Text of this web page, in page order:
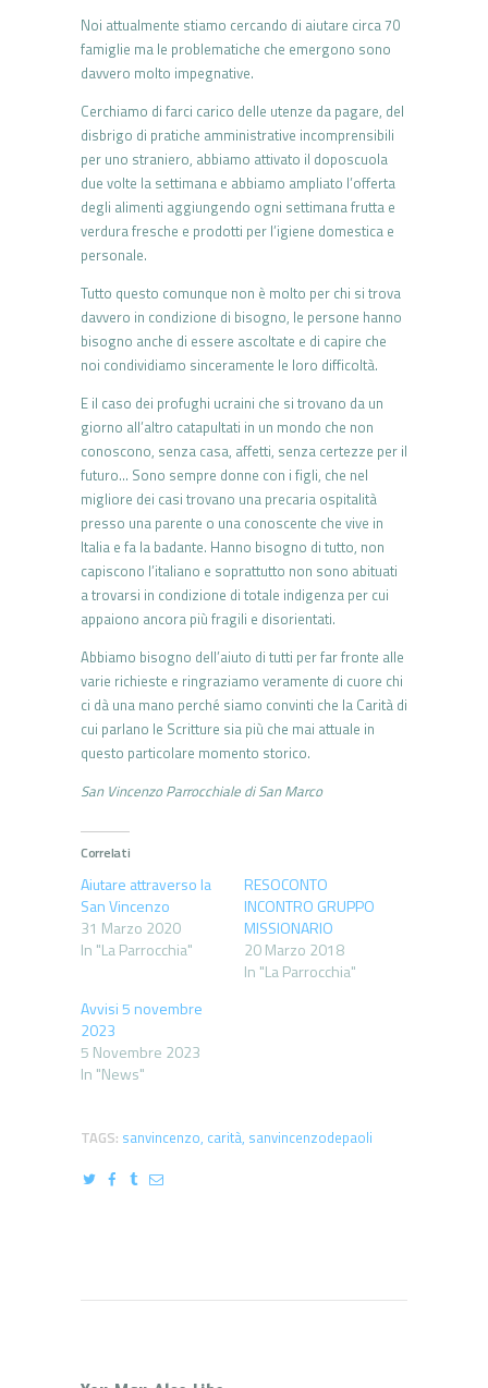
Noi attualmente stiamo cercando di aiutare circa 70
famiglie ma le problematiche che emergono sono
davvero molto impegnative.
Cerchiamo di farci carico delle utenze da pagare, del
disbrigo di pratiche amministrative incomprensibili
per uno straniero, abbiamo attivato il doposcuola
due volte la settimana e abbiamo ampliato l’offerta
degli alimenti aggiungendo ogni settimana frutta e
verdura fresche e prodotti per l’igiene domestica e
personale.
Tutto questo comunque non è molto per chi si trova
davvero in condizione di bisogno, le persone hanno
bisogno anche di essere ascoltate e di capire che
noi condividiamo sinceramente le loro difficoltà.
E il caso dei profughi ucraini che si trovano da un
giorno all’altro catapultati in un mondo che non
conoscono, senza casa, affetti, senza certezze per il
futuro… Sono sempre donne con i figli, che nel
migliore dei casi trovano una precaria ospitalità
presso una parente o una conoscente che vive in
Italia e fa la badante. Hanno bisogno di tutto, non
capiscono l’italiano e soprattutto non sono abituati
a trovarsi in condizione di totale indigenza per cui
appaiono ancora più fragili e disorientati.
Abbiamo bisogno dell’aiuto di tutti per far fronte alle
varie richieste e ringraziamo veramente di cuore chi
ci dà una mano perché siamo convinti che la Carità di
cui parlano le Scritture sia più che mai attuale in
questo particolare momento storico.
San Vincenzo Parrocchiale di San Marco
Correlati
Aiutare attraverso la
San Vincenzo
31 Marzo 2020
In "La Parrocchia"
RESOCONTO
INCONTRO GRUPPO
MISSIONARIO
20 Marzo 2018
In "La Parrocchia"
Avvisi 5 novembre
2023
5 Novembre 2023
In "News"
TAGS: sanvincenzo, carità, sanvincenzodepaoli